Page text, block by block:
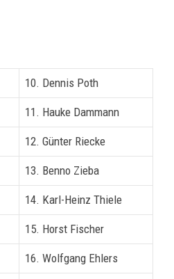
10. Dennis Poth
11. Hauke Dammann
12. Günter Riecke
13. Benno Zieba
14. Karl-Heinz Thiele
15. Horst Fischer
16. Wolfgang Ehlers